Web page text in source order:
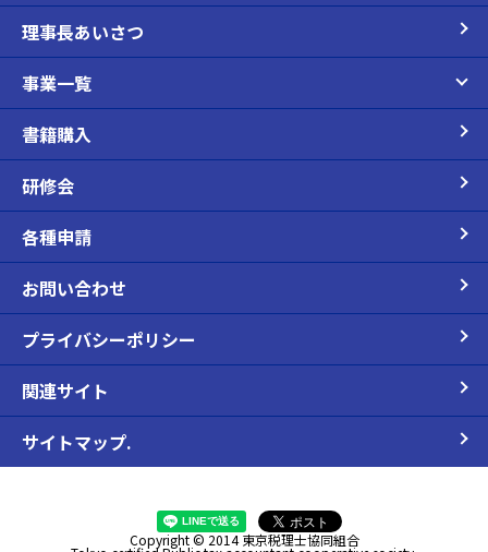
理事長あいさつ
事業一覧
書籍購入
研修会
各種申請
お問い合わせ
プライバシーポリシー
関連サイト
サイトマップ.
Copyright © 2014 東京税理士協同組合